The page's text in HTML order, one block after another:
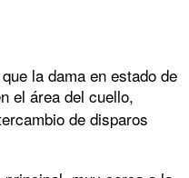
la dama en estado de
el área del cuello,
de disparos